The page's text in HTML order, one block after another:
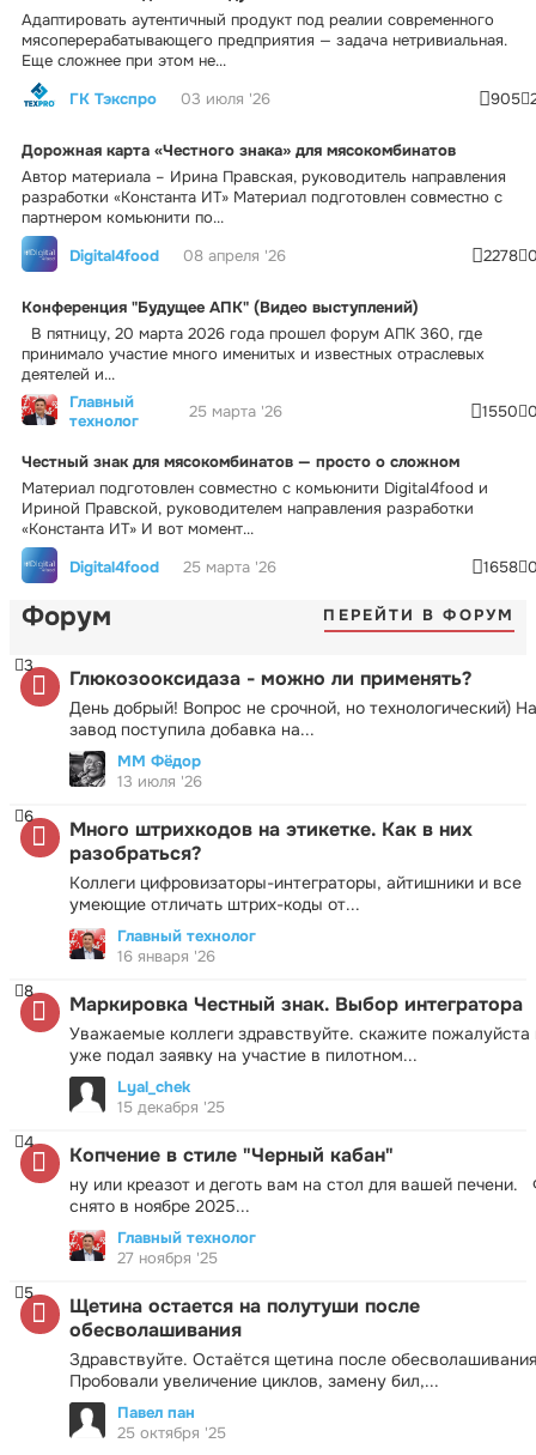
Адаптировать аутентичный продукт под реалии современного
мясоперерабатывающего предприятия — задача нетривиальная.
Еще сложнее при этом не...
ГК Тэкспро
03 июля '26 905
Дорожная карта «Честного знака» для мясокомбинатов
Автор материала – Ирина Правская, руководитель направления
разработки «Константа ИТ» Материал подготовлен совместно с
партнером комьюнити по...
Digital4food
08 апреля '26 2278
Конференция "Будущее АПК" (Видео выступлений)
В пятницу, 20 марта 2026 года прошел форум АПК 360, где
принимало участие много именитых и известных отраслевых
деятелей и...
Главный
технолог
25 марта '26 1550
Честный знак для мясокомбинатов — просто о сложном
Материал подготовлен совместно с комьюнити Digital4food и
Ириной Правской, руководителем направления разработки
«Константа ИТ» И вот момент...
Digital4food
25 марта '26 1658
Форум ПЕРЕЙТИ В ФОРУМ
Глюкозооксидаза - можно ли применять?
День добрый! Вопрос не срочной, но технологический) На
завод поступила добавка на...
3
ММ Фёдор
13 июля '26
Много штрихкодов на этикетке. Как в них
разобраться?
Коллеги цифровизаторы-интеграторы, айтишники и все
умеющие отличать штрих-коды от...
6
Главный технолог
16 января '26
Маркировка Честный знак. Выбор интегратора
Уважаемые коллеги здравствуйте. скажите пожалуйста
уже подал заявку на участие в пилотном...
8
Lyal_chek
15 декабря '25
Копчение в стиле "Черный кабан"
ну или креазот и деготь вам на стол для вашей печени.
снято в ноябре 2025...
4
Главный технолог
27 ноября '25
Щетина остается на полутуши после
обесволашивания
Здравствуйте. Остаётся щетина после
Пробовали увеличение циклов, замену бил,...
5
Павел пан
25 октября '25